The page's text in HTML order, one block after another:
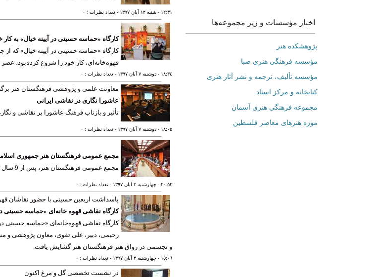
١٢:٣١ - شنبه ١٢ آبان ١٣٩٧ - تعداد نظرات : ٠
کارگاه «حماسه حسینی در آیینه خیال» به کار
کارگاه «حماسه حسینی در آیینه خیال» که از
قهوه‌خانه‌ای، کار خود را شروع کرده‌بود، عصر
١٨:٣٤ - دوشنبه ٧ آبان ١٣٩٧ - تعداد نظرات : ٠
معاونت علمی و پژوهشی فرهنگستان هنر
عاشورا نگاری در نقاشی ایرانی
تأثیر و بازتاب فرهنگ عاشورا بر نقاشی و
١٨:٠٥ - دوشنبه ٧ آبان ١٣٩٧ - تعداد نظرات : ٠
مجمع عمومی فرهنگستان هنر جمهوری
مجمع عمومی فرهنگستان هنر، پس از 9 سال عصر امروز، با حضور اعضای پیوستۀ فرهنگستان هنر جمهوری اسلامی ایران تشکیل شد.
٢٠:٥٢ - چهارشنبه ٢ آبان ١٣٩٧ - تعداد نظرات : ٠
پاسداشت اربعین حسینی با حضور نقاشان
کارگاه نقاشی قهوه خانه‌ای «حماسه حسینی
رحیمی، دبیر، علی تقوی، معاون پژوهشی و
و تجسمی در رواق هنر فرهنگستان هنر گشایش یافت.
١٥:٠٦ - چهارشنبه ٢ آبان ١٣٩٧ - تعداد نظرات : ٠
در نشست تخصصی گل و مرغ اکنون
اخبار مؤسسات و زیر مجموعه‌ها
پژوهشکده هنر
مؤسسه فرهنگی هنری صبا
مؤسسه تألیف، ترجمه و نشر آثار هنری
کتابخانه و مرکز اسناد
مجموعه فرهنگی هنری آسمان
موزه هنرهای‌ معاصر فلسطین